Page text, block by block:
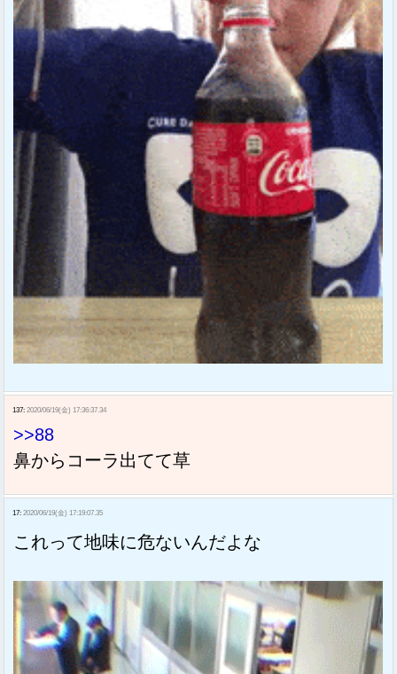
137: 2020/06/19(金) 17:36:37.34
>>88
鼻からコーラ出てて草
17: 2020/06/19(金) 17:19:07.35
これって地味に危ないんだよな